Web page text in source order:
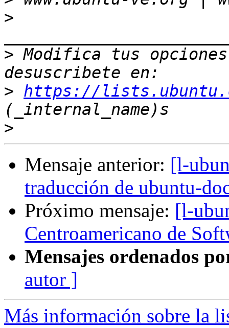
>
> Modifica tus
> https://
>
Mensaje anterior: [l-
traducción de ubuntu-
Próximo mensaje: [l-
Centroamericano de
Mensajes ordenados
autor ]
Más información sobre la